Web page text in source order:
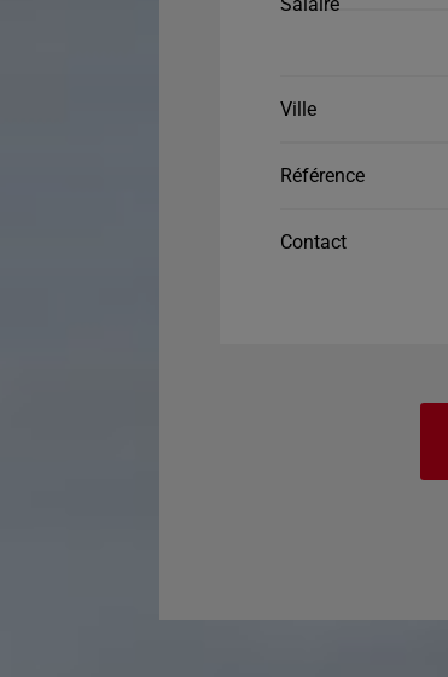
Ville
Référence
Contact